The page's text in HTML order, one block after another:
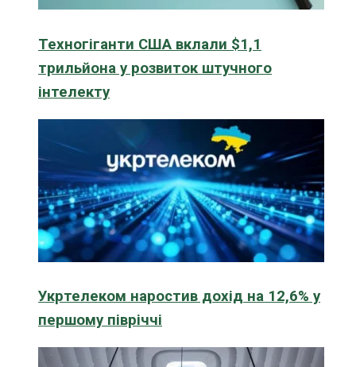
Техногіганти США вклали $1,1
трильйона у розвиток штучного
інтелекту
Укртелеком наростив дохід на 12,6% у
першому півріччі